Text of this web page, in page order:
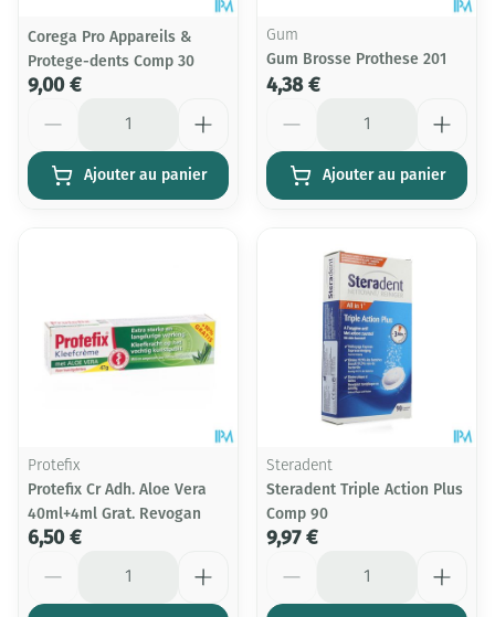
Corega Pro Appareils &
Protege-dents Comp 30
9,00 €
Ajouter au panier
Gum
Gum Brosse Prothese 201
4,38 €
Ajouter au panier
Protefix
Protefix Cr Adh. Aloe Vera
40ml+4ml Grat. Revogan
6,50 €
Steradent
Steradent Triple Action Plus
Comp 90
9,97 €